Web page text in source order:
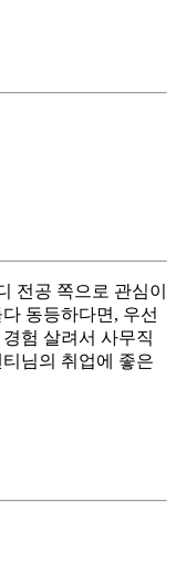
전공 쪽으로 관심이
동등하다면, 우선
험 살려서 사무직
님의 취업에 좋은